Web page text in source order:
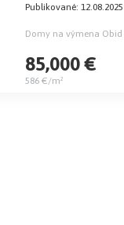
Publikované: 12.08.2025
Domy na výmena Obid
85,000 €
586 €/m²